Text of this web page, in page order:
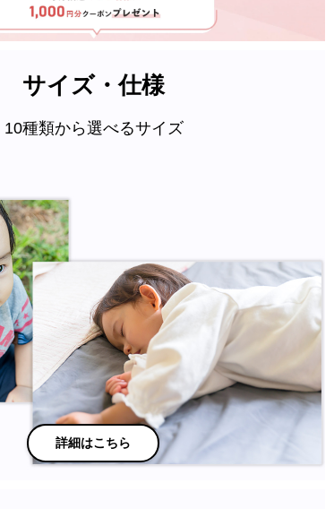
サイズ・仕様
10種類から選べるサイズ
詳細はこちら